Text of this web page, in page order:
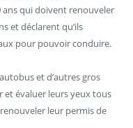
ans qui doivent renouveler
et déclarent qu’ils
pour pouvoir conduire.
et d’autres gros
et évaluer leurs yeux tous
leur permis de